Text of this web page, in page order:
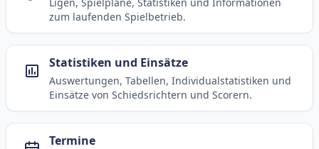
zum laufenden Spielbetrieb.
Statistiken und Einsätze
Auswertungen, Tabellen, Individualstatistiken und
Einsätze von Schiedsrichtern und Scorern.
Termine